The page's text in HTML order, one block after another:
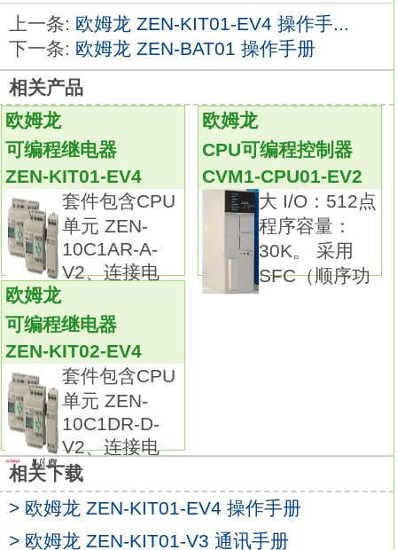
关。
断路容量达15A，且精度高欧姆龙可编程继电
器操作手册。
备有微动开关的基本型，根据用途不同，
还有基本型、分割接触型、维持接触型等丰富
品种。
标准型中还有微小负载用系列
ZEN-KIT01-EV2
备有保护端子部位的安全，
且具有防滴功能的防滴端子保护盖和塑封端子
型。内置开关：SPDT(AC)。
驱动杆：一般型，横向滚珠柱塞型。
导管/接地端子：G 1/2/无接地端子。
安装：侧面安装。
具有高断路容量和高耐用性的一般型封闭式开
关欧姆龙可编程继电器操作手册。
Z一般型基础开关内置到ZE、ZV和ZV2开关
中。它们提供了高断路容量和高耐用性。
带磁吹的X基础开关内置到XE、XV和XV2开关
中。该系列还增加了DC型号。
提供了三种安装方法（侧面、基座和直角侧
面）及许多类型的驱动杆。
保护盖取下后，内藏开关的端子在正面，易于
上一条: 欧姆龙 ZEN-KIT01-EV4 操作手...
下一条: 欧姆龙 ZEN-BAT01 操作手册
相关产品
欧姆龙
可编程继电器
ZEN-KIT01-EV4
套件包含CPU
单元 ZEN-
10C1AR-A-
V2、连接电
欧姆龙
CPU可编程控制器
CVM1-CPU01-EV2
大 I/O：512点
程序容量：
30K。 采用
SFC（顺序功
欧姆龙
可编程继电器
ZEN-KIT02-EV4
套件包含CPU
单元 ZEN-
10C1DR-D-
V2、连接电
相关下载
> 欧姆龙 ZEN-KIT01-EV4 操作手册
> 欧姆龙 ZEN-KIT01-V3 通讯手册